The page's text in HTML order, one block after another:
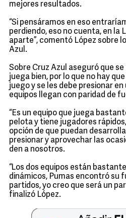
mejores resultados.
“Si pensáramos en eso
perdiendo, eso no cuenta, en la
aparte”, comentó López sobre
Azul.
Sobre Cruz Azul aseguró que
juega bien, por lo que no hay
juego y se les debe presionar en
equipos llegan con paridad de
“Es un equipo que juega
pelota y tiene jugadores
opción de que puedan
presionar y aprovechar las
den a nosotros.
“Los dos equipos están
dinámicos, Pumas encontró su
partidos, yo creo que será un
finalizó López.